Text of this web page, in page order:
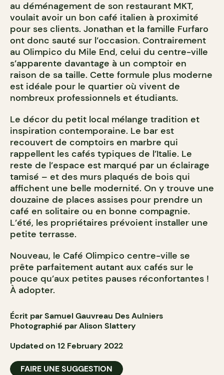
au déménagement de son restaurant MKT,
voulait avoir un bon café italien à proximité
pour ses clients. Jonathan et la famille Furfaro
ont donc sauté sur l’occasion. Contrairement
au Olimpico du Mile End, celui du centre-ville
s’apparente davantage à un comptoir en
raison de sa taille. Cette formule plus moderne
est idéale pour le quartier où vivent de
nombreux professionnels et étudiants.
Le décor du petit local mélange tradition et
inspiration contemporaine. Le bar est
recouvert de comptoirs en marbre qui
rappellent les cafés typiques de l’Italie. Le
reste de l’espace est marqué par un éclairage
tamisé – et des murs plaqués de bois qui
affichent une belle modernité. On y trouve une
douzaine de places assises pour prendre un
café en solitaire ou en bonne compagnie.
L’été, les propriétaires prévoient installer une
petite terrasse.
Nouveau, le Café Olimpico centre-ville se
prête parfaitement autant aux cafés sur le
pouce qu’aux petites pauses réconfortantes !
À adopter.
Écrit par Samuel Gauvreau Des Aulniers
Photographié par Alison Slattery
Updated on 12 February 2022
FAIRE UNE SUGGESTION